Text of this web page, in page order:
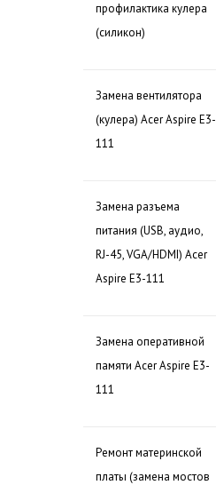
профилактика кулера
(силикон)
Замена вентилятора
(кулера) Acer Aspire E3-
111
Замена разъема
питания (USB, аудио,
RJ-45, VGA/HDMI) Acer
Aspire E3-111
Замена оперативной
памяти Acer Aspire E3-
111
Ремонт материнской
платы (замена мостов